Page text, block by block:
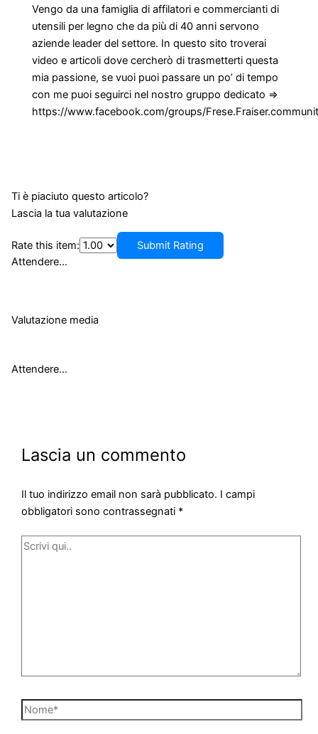
Vengo da una famiglia di affilatori e commercianti di
utensili per legno che da più di 40 anni servono
aziende leader del settore. In questo sito troverai
video e articoli dove cercherò di trasmetterti questa
mia passione, se vuoi puoi passare un po’ di tempo
con me puoi seguirci nel nostro gruppo dedicato =>
https://www.facebook.com/groups/
Ti è piaciuto questo articolo?
Lascia la tua valutazione
Rate this item:
Submit Rating
Attendere...
Valutazione media
Attendere...
Lascia un commento
Il tuo indirizzo email non sarà pubblicato. I campi
obbligatori sono contrassegnati *
Scrivi
Nome*